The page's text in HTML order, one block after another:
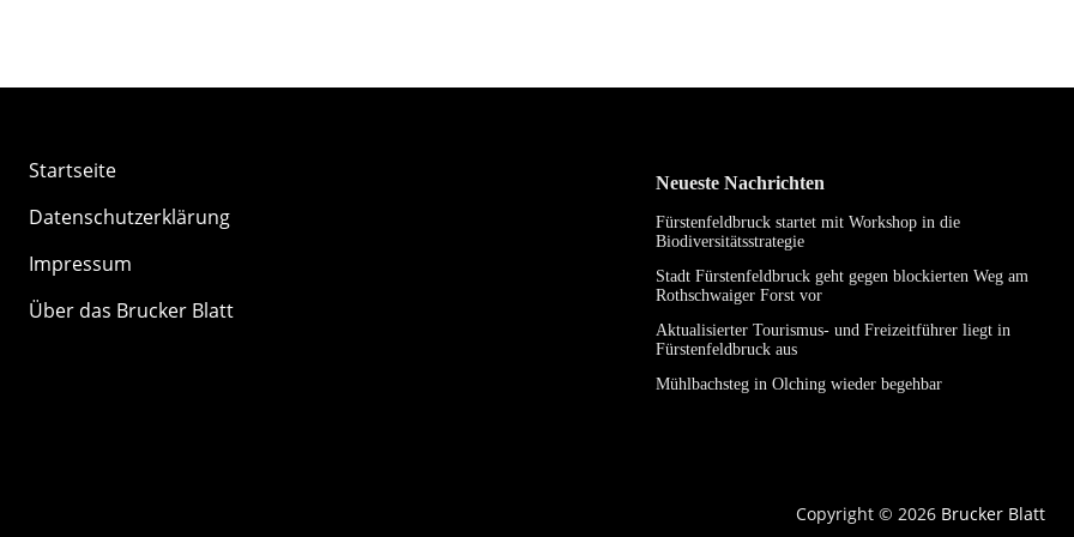
Startseite
Datenschutzerklärung
Impressum
Über das Brucker Blatt
Neueste Nachrichten
Fürstenfeldbruck startet mit Workshop in die
Biodiversitätsstrategie
Stadt Fürstenfeldbruck geht gegen blockierten Weg am
Rothschwaiger Forst vor
Aktualisierter Tourismus- und Freizeitführer liegt in
Fürstenfeldbruck aus
Mühlbachsteg in Olching wieder begehbar
Copyright © 2026 Brucker Blatt